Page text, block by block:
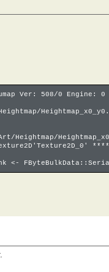
Ver: 508/0 Engine:
Heightmap/